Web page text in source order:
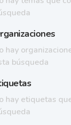
hay
búsqueda
hay etiquetas